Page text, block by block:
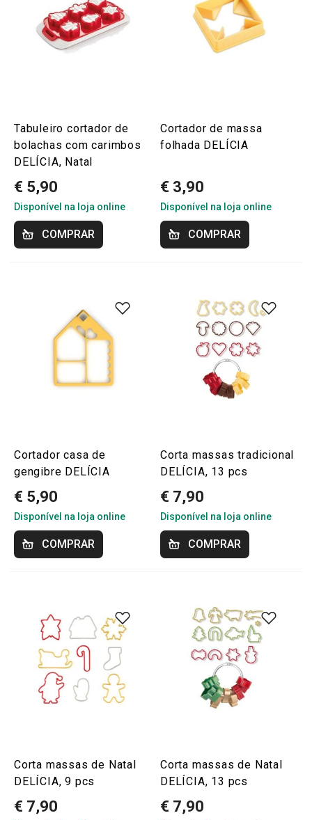
Tabuleiro cortador de
bolachas com carimbos
DELÍCIA, Natal
€ 5,90
Disponível na loja online
COMPRAR
Cortador de massa
folhada DELÍCIA
€ 3,90
Disponível na loja online
COMPRAR
Cortador casa de
gengibre DELÍCIA
€ 5,90
Disponível na loja online
COMPRAR
Corta massas tradicional
DELÍCIA, 13 pcs
€ 7,90
Disponível na loja online
COMPRAR
Corta massas de Natal
DELÍCIA, 9 pcs
€ 7,90
Corta massas de Natal
DELÍCIA, 13 pcs
€ 7,90